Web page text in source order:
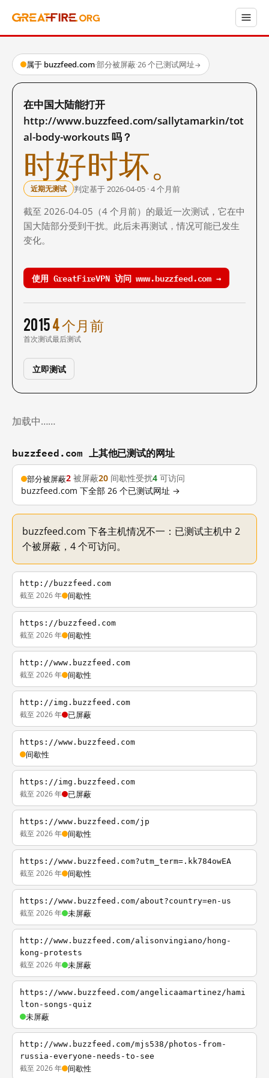
属于 buzzfeed.com·部分被屏蔽·26 个已测试网址→
在中国大陆能打开
http://www.buzzfeed.com/sallytamarkin/tot
al-body-workouts 吗？
时好时坏。
近期无测试 判定基于 2026-04-05 · 4 个月前
截至 2026-04-05（4 个月前）的最近一次测试，它在中
国大陆部分受到干扰。此后未再测试，情况可能已发生
变化。
使用 GreatFireVPN 访问 www.buzzfeed.com →
2015
首次测试
4 个月前
最后测试
立即测试
加载中……
buzzfeed.com 上其他已测试的网址
部分被屏蔽2 被屏蔽20 间歇性受扰4 可访问
buzzfeed.com 下全部 26 个已测试网址 →
buzzfeed.com 下各主机情况不一：已测试主机中 2
个被屏蔽，4 个可访问。
http://buzzfeed.com
截至 2026 年 间歇性
https://buzzfeed.com
截至 2026 年 间歇性
http://www.buzzfeed.com
截至 2026 年 间歇性
http://img.buzzfeed.com
截至 2026 年 已屏蔽
https://www.buzzfeed.com
间歇性
https://img.buzzfeed.com
截至 2026 年 已屏蔽
https://www.buzzfeed.com/jp
截至 2026 年 间歇性
https://www.buzzfeed.com?utm_term=.kk784owEA
截至 2026 年 间歇性
https://www.buzzfeed.com/about?country=en-us
截至 2026 年 未屏蔽
http://www.buzzfeed.com/alisonvingiano/hong-
kong-protests
截至 2026 年 未屏蔽
https://www.buzzfeed.com/angelicaamartinez/hami
lton-songs-quiz
未屏蔽
http://www.buzzfeed.com/mjs538/photos-from-
russia-everyone-needs-to-see
截至 2026 年 间歇性